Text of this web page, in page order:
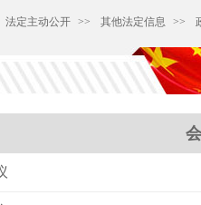
法定主动公开 >> 其他法定信息 >>